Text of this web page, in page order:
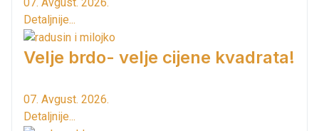
07. Avgust. 2026.
Detaljnije...
Velje brdo- velje cijene kvadrata!
07. Avgust. 2026.
Detaljnije...